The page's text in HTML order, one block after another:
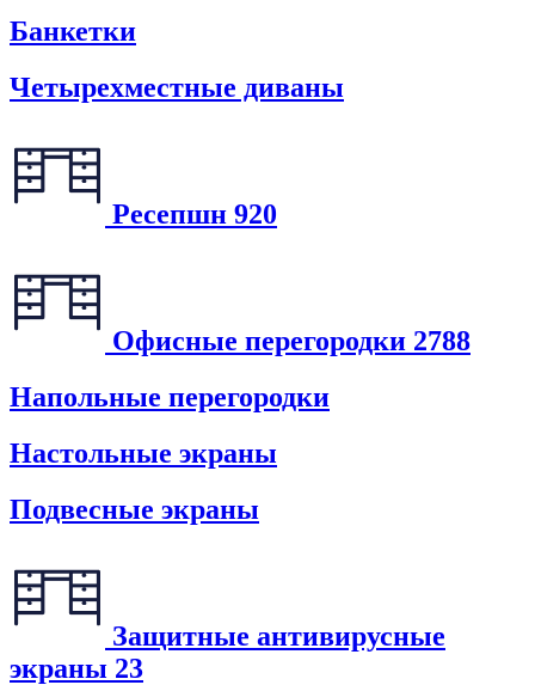
Банкетки
Четырехместные диваны
Ресепшн 920
Офисные перегородки 2788
Напольные перегородки
Настольные экраны
Подвесные экраны
Защитные антивирусные
экраны 23